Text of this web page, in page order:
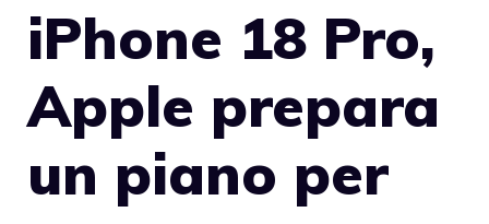
iPhone 18 Pro,
Apple prepara
un piano per